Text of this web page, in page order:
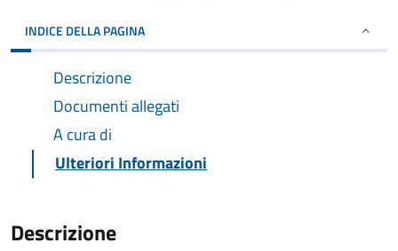
INDICE DELLA PAGINA
Descrizione
Documenti allegati
A cura di
Ulteriori Informazioni
Descrizione